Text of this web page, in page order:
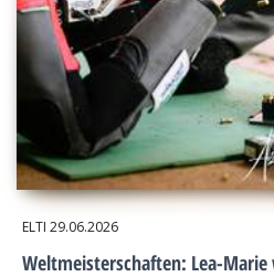
ELTI 29.06.2026
Weltmeisterschaften: Lea-